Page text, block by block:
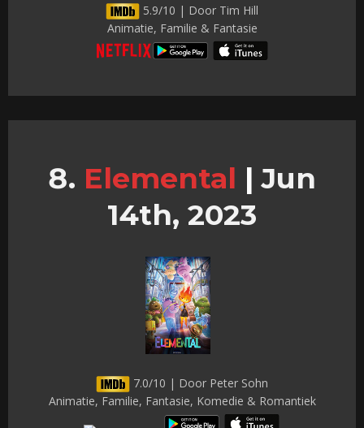
5.9/10 | Door Tim Hill
Animatie, Familie & Fantasie
Elemental | Jun
14th, 2023
7.0/10 | Door Peter Sohn
Animatie, Familie, Fantasie, Komedie & Romantiek